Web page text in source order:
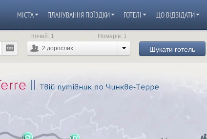
МІСТА ПЛАНУВАННЯ ПОЇЗДКИ ГОТЕЛІ ЩО ВІДВІДАТИ
2 дорослих
Ночей: 1 Номерів: 1
Шукати готель